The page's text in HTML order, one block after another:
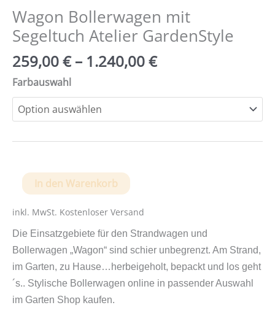
Wagon Bollerwagen mit
Segeltuch Atelier GardenStyle
259,00€– 1.240,00€
Farbauswahl
Wagon
Bollerwagen
mit
Segeltuch
Atelier
GardenStyle
Menge
In den Warenkorb
inkl. MwSt. Kostenloser Versand
Die Einsatzgebiete für den Strandwagen und
Bollerwagen „Wagon“ sind schier unbegrenzt. Am Strand,
im Garten, zu Hause…herbeigeholt, bepackt und los geht
´s.. Stylische Bollerwagen online in passender Auswahl
im Garten Shop kaufen.